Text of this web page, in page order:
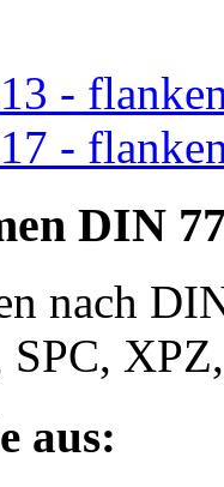
-
-
DIN
nach
SPC,
aus: